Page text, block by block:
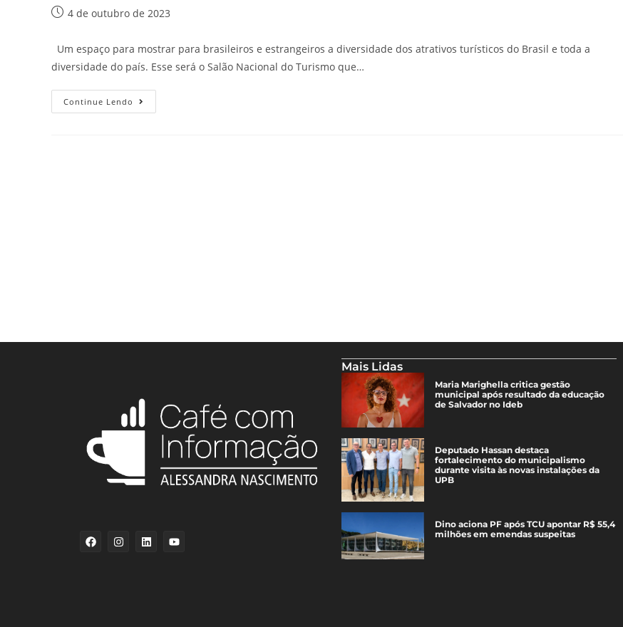
4 de outubro de 2023
Um espaço para mostrar para brasileiros e estrangeiros a diversidade dos atrativos turísticos do Brasil e toda a
diversidade do país. Esse será o Salão Nacional do Turismo que…
Continue Lendo
Mais Lidas
Maria Marighella critica gestão
municipal após resultado da educação
de Salvador no Ideb
Deputado Hassan destaca
fortalecimento do municipalismo
durante visita às novas instalações da
UPB
Dino aciona PF após TCU apontar R$ 55,4
milhões em emendas suspeitas